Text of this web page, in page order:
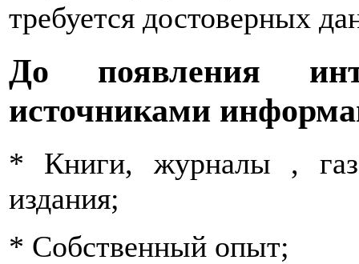
требуется достоверных
До появления
источниками
* Книги, журналы ,
издания;
* Собственный опыт;